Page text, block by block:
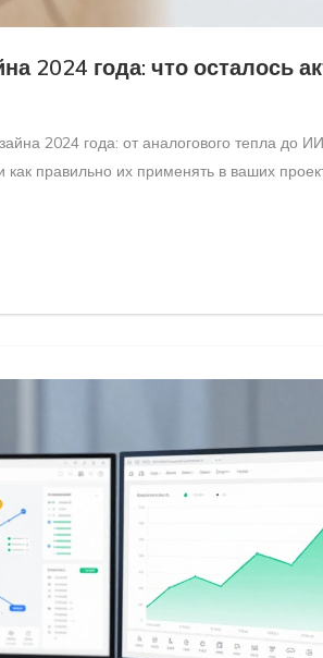
2024 года: что осталось
2024 года: от аналогового тепла до
правильно их применять в ваших